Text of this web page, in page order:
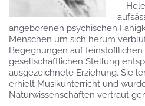
angeborenen psychischen
Menschen um sich herum
Begegnungen auf feinstofflichen
gesellschaftlichen Stellung
ausgezeichnete Erziehung. Sie
erhielt Musikunterricht und
Naturwissenschaften vertraut